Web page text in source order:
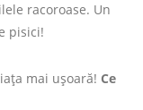
racoroase. Un
pisici!
mai ușoară! Ce